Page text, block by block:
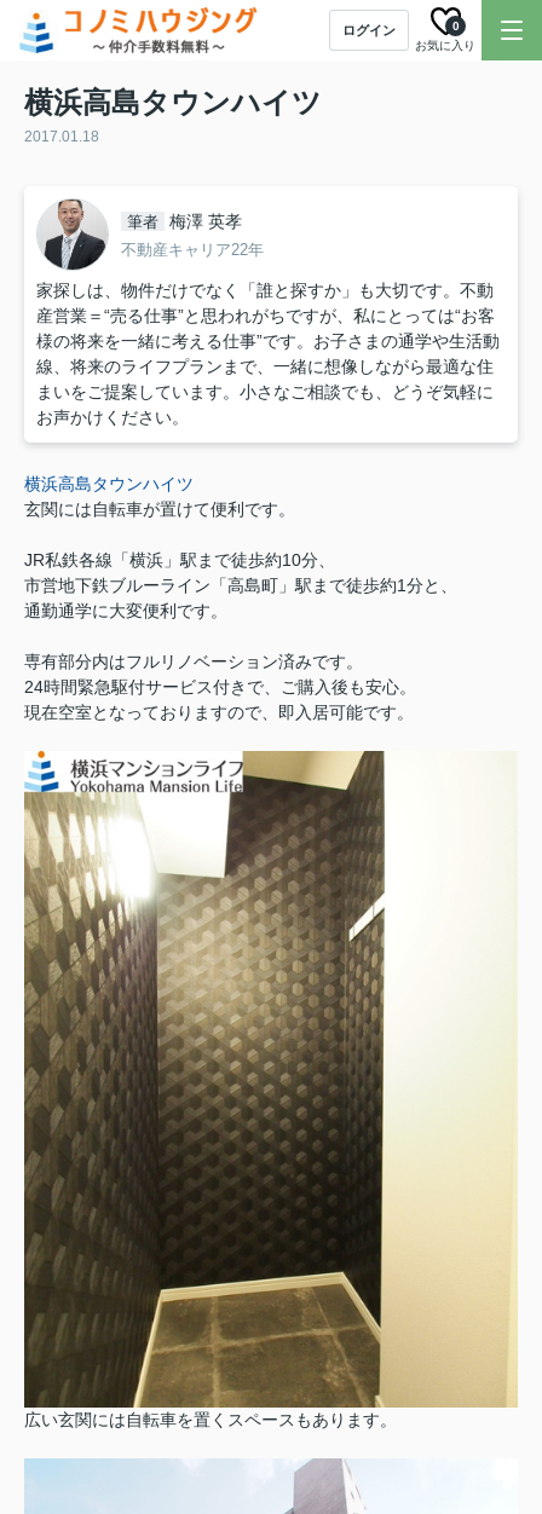
ログイン
お気に入り
0
横浜高島タウンハイツ
2017.01.18
筆者 梅澤 英孝
不動産キャリア22年
家探しは、物件だけでなく「誰と探すか」も大切です。不動
産営業＝“売る仕事”と思われがちですが、私にとっては“お客
様の将来を一緒に考える仕事”です。お子さまの通学や生活動
線、将来のライフプランまで、一緒に想像しながら最適な住
まいをご提案しています。小さなご相談でも、どうぞ気軽に
お声かけください。
横浜高島タウンハイツ
玄関には自転車が置けて便利です。
JR私鉄各線「横浜」駅まで徒歩約10分、
市営地下鉄ブルーライン「高島町」駅まで徒歩約1分と、
通勤通学に大変便利です。
専有部分内はフルリノベーション済みです。
24時間緊急駆付サービス付きで、ご購入後も安心。
現在空室となっておりますので、即入居可能です。
広い玄関には自転車を置くスペースもあります。